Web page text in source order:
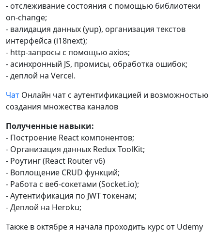
- отслеживание состояния с помощью библиотеки
on-change;
- валидация данных (yup), организация текстов
интерфейса (i18next);
- http-запросы с помощью axios;
- асинхронный JS, промисы, обработка ошибок;
- деплой на Vercel.
Чат Онлайн чат с аутентификацией и возможностью
создания множества каналов
Полученные навыки:
- Построение React компонентов;
- Организация данных Redux ToolKit;
- Роутинг (React Router v6)
- Воплощение CRUD функций;
- Работа с веб-сокетами (Socket.io);
- Аутентификация по JWT токенам;
- Деплой на Heroku;
Также в октябре я начала проходить курс от Udemy